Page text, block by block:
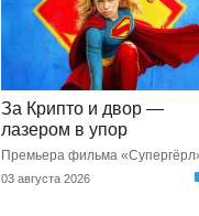
За Крипто и двор —
лазером в упор
Премьера фильма
03 августа 2026